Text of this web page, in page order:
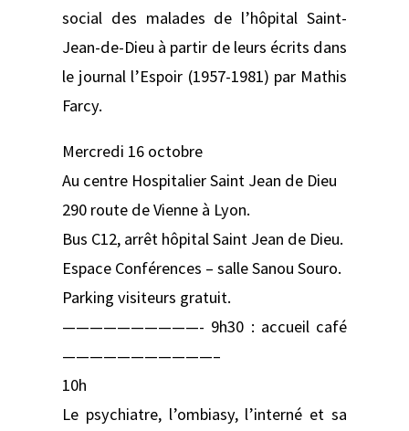
social des malades de l’hôpital Saint-
Jean-de-Dieu à partir de leurs écrits dans
le journal l’Espoir (1957-1981) par Mathis
Farcy.
Mercredi 16 octobre
Au centre Hospitalier Saint Jean de Dieu
290 route de Vienne à Lyon.
Bus C12, arrêt hôpital Saint Jean de Dieu.
Espace Conférences – salle Sanou Souro.
Parking visiteurs gratuit.
——————————- 9h30 : accueil café
———————————–
10h
Le psychiatre, l’ombiasy, l’interné et sa